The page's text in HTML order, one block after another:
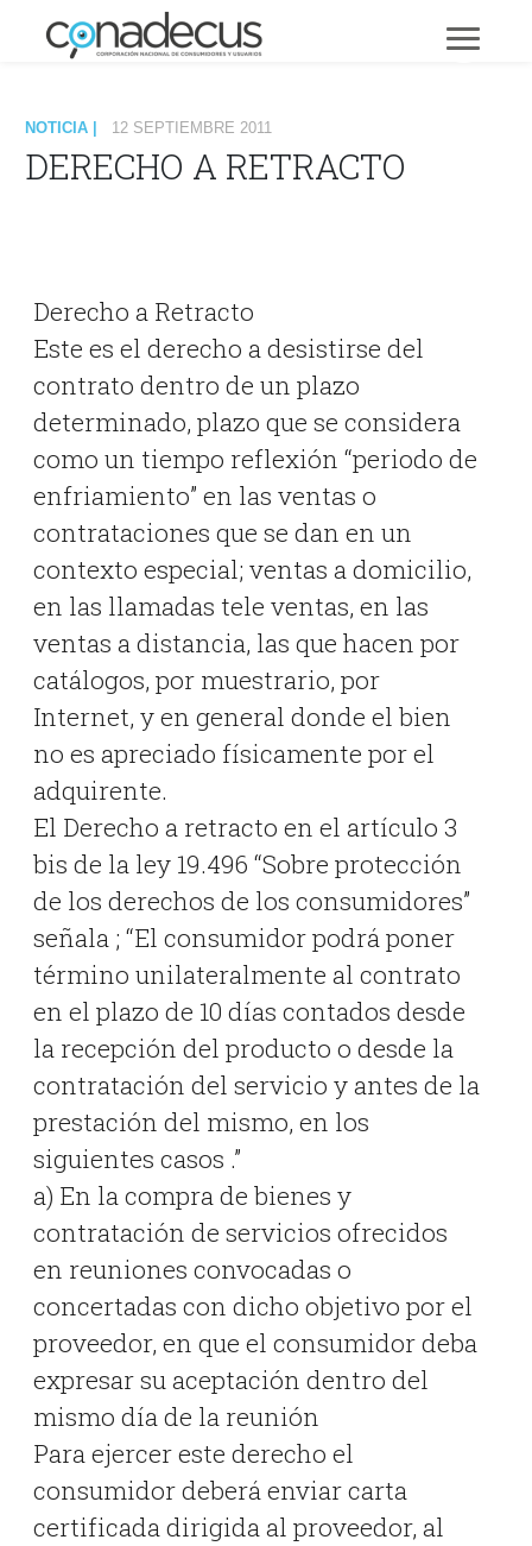
NOTICIA | 12 SEPTIEMBRE 2011
DERECHO A RETRACTO
Derecho a Retracto
Este es el derecho a desistirse del
contrato dentro de un plazo
determinado, plazo que se considera
como un tiempo reflexión “periodo de
enfriamiento” en las ventas o
contrataciones que se dan en un
contexto especial; ventas a domicilio,
en las llamadas tele ventas, en las
ventas a distancia, las que hacen por
catálogos, por muestrario, por
Internet, y en general donde el bien
no es apreciado físicamente por el
adquirente.
El Derecho a retracto en el artículo 3
bis de la ley 19.496 “Sobre protección
de los derechos de los consumidores”
señala ; “El consumidor podrá poner
término unilateralmente al contrato
en el plazo de 10 días contados desde
la recepción del producto o desde la
contratación del servicio y antes de la
prestación del mismo, en los
siguientes casos .”
a) En la compra de bienes y
contratación de servicios ofrecidos
en reuniones convocadas o
concertadas con dicho objetivo por el
proveedor, en que el consumidor deba
expresar su aceptación dentro del
mismo día de la reunión
Para ejercer este derecho el
consumidor deberá enviar carta
certificada dirigida al proveedor, al